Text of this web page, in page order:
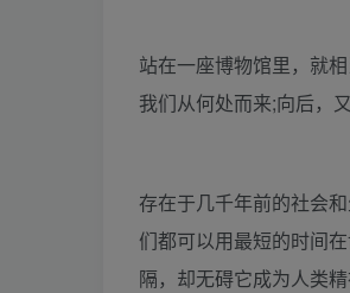
站在一座博物馆里，就
我们从何处而来;向后，
存在于几千年前的社会
们都可以用最短的时间
隔，却无碍它成为人类精